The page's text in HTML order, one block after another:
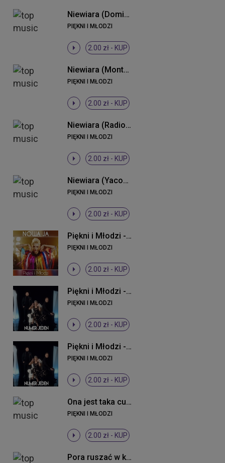
Niewiara (Dominium Remix)
PIĘKNI I MŁODZI
2.00 zł - KUP
Niewiara (Monteiro 2013 Remix)
PIĘKNI I MŁODZI
2.00 zł - KUP
Niewiara (Radio Edit)
PIĘKNI I MŁODZI
2.00 zł - KUP
Niewiara (Yacoop vs. K & N Remix)
PIĘKNI I MŁODZI
2.00 zł - KUP
Piękni i Młodzi - Nowa ja
PIĘKNI I MŁODZI
2.00 zł - KUP
Piękni i Młodzi - Numer jeden (Original Mix)
PIĘKNI I MŁODZI
2.00 zł - KUP
Piękni i Młodzi - Numer jeden (Original Mix)
PIĘKNI I MŁODZI
2.00 zł - KUP
Ona jest taka cudowna
PIĘKNI I MŁODZI
2.00 zł - KUP
Pora ruszać w klub (Radio Edit)